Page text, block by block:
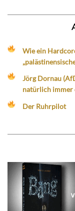
Wie ein
Jörg Dornau
natürlich immer
Der Ruhrpilot